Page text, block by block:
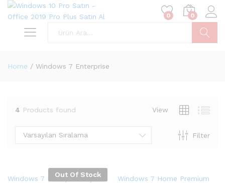
0 0
Home / Windows 7 Enterprise
4 Products found View
Filter
Varsayılan Sıralama
Out Of Stock
Windows 7 Enterprise Dijital
Windows 7 Home Premium